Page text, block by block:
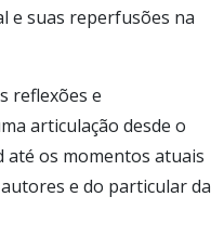
e suas reperfusões na
reflexões e
articulação desde o
até os momentos atuais
e do particular da